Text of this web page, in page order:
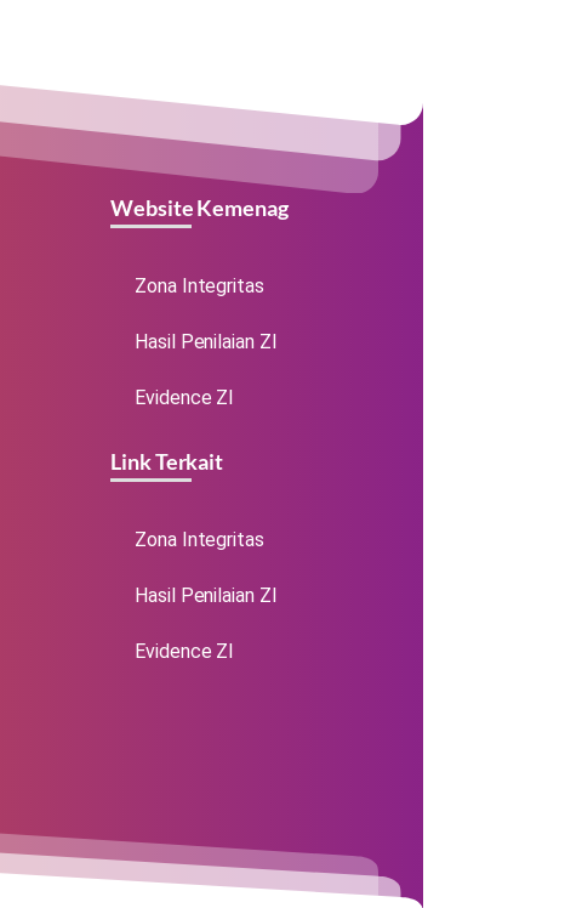
Website Kemenag
Zona Integritas
Hasil Penilaian ZI
Evidence ZI
Link Terkait
Zona Integritas
Hasil Penilaian ZI
Evidence ZI